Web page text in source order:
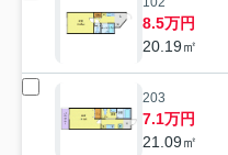
8.5万円
20.19㎡
203
7.1万円
21.09㎡